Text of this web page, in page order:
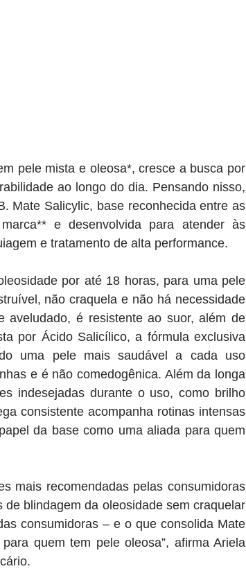
pele mista e oleosa*, cresce a busca por
ao longo do dia. Pensando nisso,
Mate Salicylic, base reconhecida entre as
e desenvolvida para atender às
e tratamento de alta performance.
por até 18 horas, para uma pele
não craquela e não há necessidade
aveludado, é resistente ao suor, além de
por Ácido Salicílico, a fórmula exclusiva
uma pele mais saudável a cada uso
e é não comedogênica. Além da longa
indesejadas durante o uso, como brilho
consistente acompanha rotinas intensas
da base como uma aliada para quem
mais recomendadas pelas consumidoras
blindagem da oleosidade sem craquelar
consumidoras – e o que consolida Mate
quem tem pele oleosa”, afirma Ariela